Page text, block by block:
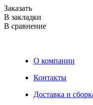
Заказать
В закладки
В сравнение
О компании
Контакты
Доставка и